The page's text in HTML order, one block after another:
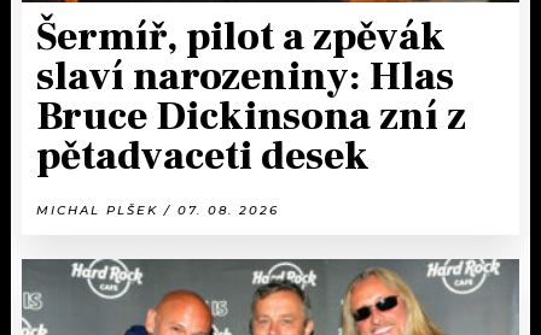
Šermíř, pilot a zpěvák
slaví narozeniny: Hlas
Bruce Dickinsona zní z
pětadvaceti desek
MICHAL PLŠEK / 07. 08. 2026